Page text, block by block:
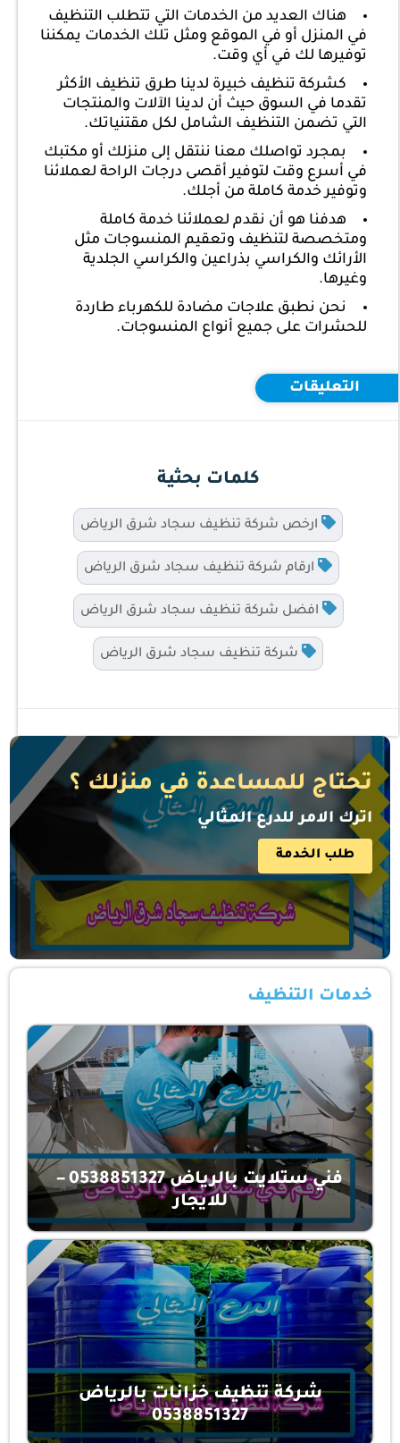
هناك العديد من الخدمات التي تتطلب التنظيف
في المنزل أو في الموقع ومثل تلك الخدمات يمكننا
توفيرها لك في أي وقت.
كشركة تنظيف خبيرة لدينا طرق تنظيف الأكثر
تقدما في السوق حيث أن لدينا الآلات والمنتجات
التي تضمن التنظيف الشامل لكل مقتنياتك.
بمجرد تواصلك معنا ننتقل إلى منزلك أو مكتبك
في أسرع وقت لتوفير أقصى درجات الراحة لعملائنا
وتوفير خدمة كاملة من أجلك.
هدفنا هو أن نقدم لعملائنا خدمة كاملة
ومتخصصة لتنظيف وتعقيم المنسوجات مثل
الأرائك والكراسي بذراعين والكراسي الجلدية
وغيرها.
نحن نطبق علاجات مضادة للكهرباء طاردة
للحشرات على جميع أنواع المنسوجات.
التعليقات
كلمات بحثية
ارخص شركة تنظيف سجاد شرق الرياض
ارقام شركة تنظيف سجاد شرق الرياض
افضل شركة تنظيف سجاد شرق الرياض
شركة تنظيف سجاد شرق الرياض
تحتاج للمساعدة في منزلك ؟
اترك الامر للدرع المثالي
طلب الخدمة
خدمات التنظيف
فني ستلايت بالرياض 0538851327 –
للايجار
شركة تنظيف خزانات بالرياض
0538851327